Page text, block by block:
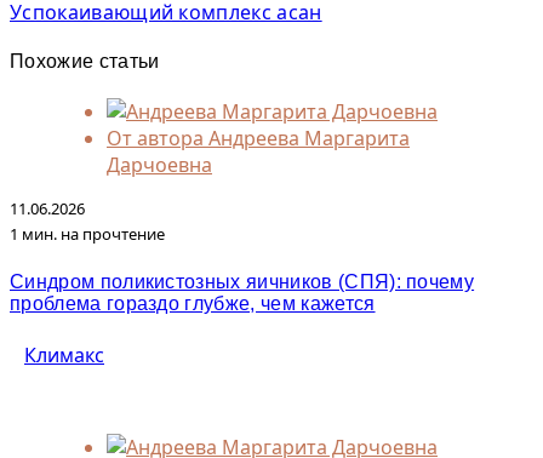
Успокаивающий комплекс асан
Похожие статьи
От автора Андреева Маргарита
Дарчоевна
11.06.2026
1 мин. на прочтение
Синдром поликистозных яичников (СПЯ): почему
проблема гораздо глубже, чем кажется
Климакс